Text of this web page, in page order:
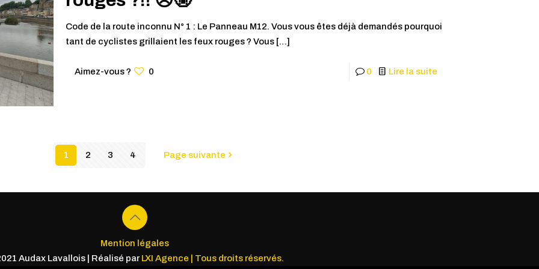
Code de la route inconnu N° 1 : Le Panneau M12. Vous vous êtes déjà demandés pourquoi
tant de cyclistes grillaient les feux rouges ? Vous […]
Aimez-vous ? 0 0 Lire la suite
1 2 3 4 Page suivante
Mention légales
Audax Lavallois | Réalisé par LXI Agence | Tous droits réservés.